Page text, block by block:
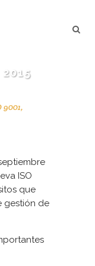
2015
9001,
ISO
que
gestión de